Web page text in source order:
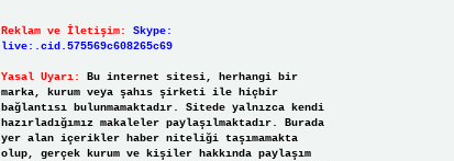
Reklam ve İletişim:
Skype:
live:.cid.575569c608265c69
Yasal Uyarı:
Bu internet sitesi, herhangi bir
marka, kurum veya şahıs şirketi ile hiçbir
bağlantısı bulunmamaktadır. Sitede yalnızca kendi
hazırladığımız makaleler paylaşılmaktadır. Burada
yer alan içerikler haber niteliği taşımamakta
olup, gerçek kurum ve kişiler hakkında paylaşım